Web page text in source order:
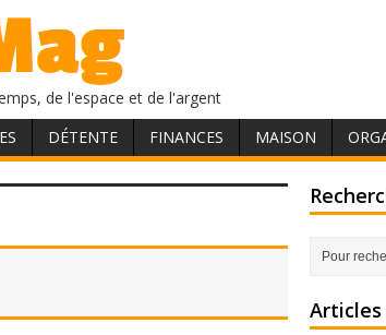
de l'espace et de l'argent
DÉTENTE FINANCES MAISON